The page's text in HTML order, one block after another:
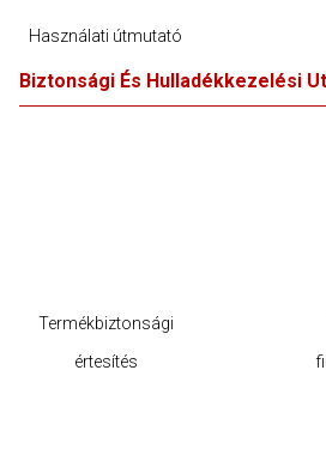
Használati útmutató
Biztonsági És Hulladékkezelési
Termékbiztonsági
értesítés